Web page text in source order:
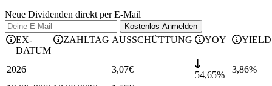
Neue Dividenden direkt per E-Mail
Kostenlos Anmelden
EX-
DATUM
ZAHLTAG AUSSCHÜTTUNG YOY YIELD
2026 3,07€
54,65%
3,86%